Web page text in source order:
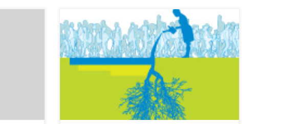
Koja je veza izmedju migracija, bezbednosti hrane i
ruralnog razvoja? Pročitajte više u okviru teme
Svetskog dana hrane 2017. – Promeniti budućnost
migracija. Investirati u bezbednost hrane i ruralni